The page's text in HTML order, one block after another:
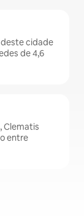
deste cidade
de 4,6
Clematis
entre